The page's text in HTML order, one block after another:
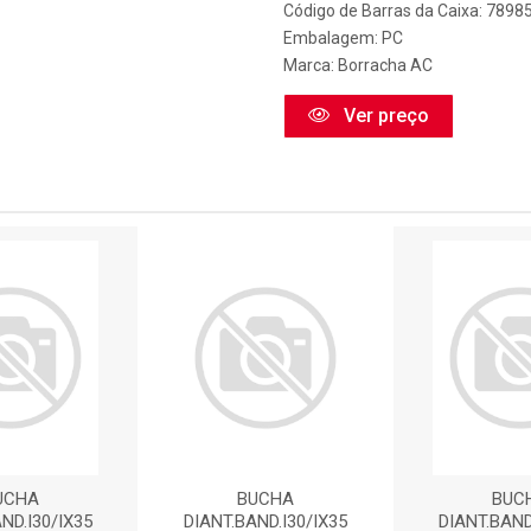
Código de Barras da Caixa:
Embalagem: PC
Marca: Borracha AC
Ver preço
IX35
BUCHA
DIANT.BAND.I30/IX35